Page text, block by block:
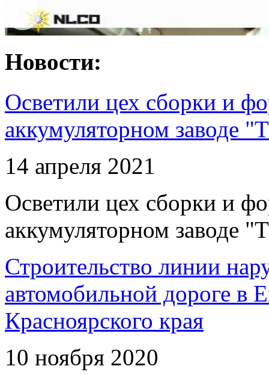
Новости:
Осветили цех сборки и
аккумуляторном заводе
14 апреля 2021
Осветили цех сборки и
аккумуляторном заводе
Строительство линии
автомобильной дороге в
Красноярского края
10 ноября 2020